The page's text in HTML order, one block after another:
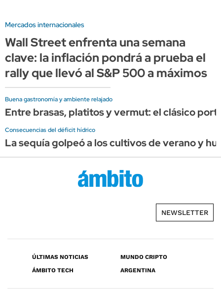
Mercados internacionales
Wall Street enfrenta una semana
clave: la inflación pondrá a prueba el
rally que llevó al S&P 500 a máximos
Buena gastronomía y ambiente relajado
Entre brasas, platitos y vermut: el clásico
Consecuencias del déficit hídrico
La sequía golpeó a los cultivos de verano y
NEWSLETTER
ÚLTIMAS NOTICIAS
MUNDO CRIPTO
ÁMBITO TECH
ARGENTINA